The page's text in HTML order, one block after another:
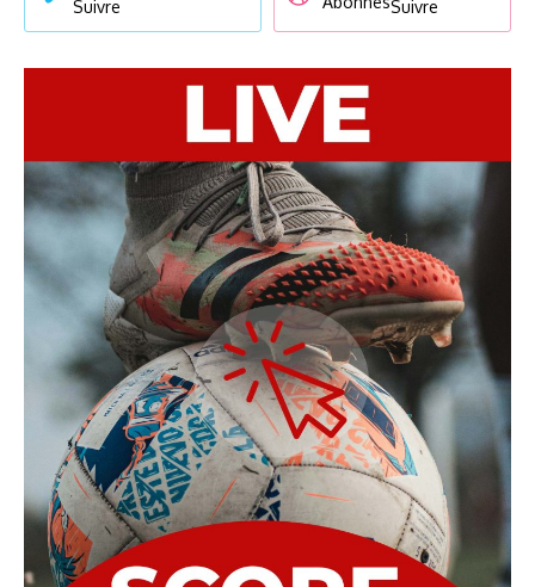
Suivre
Suivre